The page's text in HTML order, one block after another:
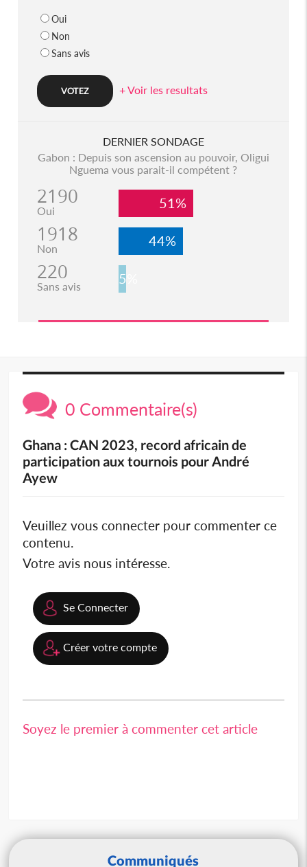
Oui
Non
Sans avis
+ Voir les resultats
DERNIER SONDAGE
Gabon : Depuis son ascension au pouvoir, Oligui
Nguema vous parait-il compétent ?
2190
Oui 51%
1918
Non 44%
220
Sans avis 5%
0 Commentaire(s)
Ghana : CAN 2023, record africain de
participation aux tournois pour André
Ayew
Veuillez vous connecter pour commenter ce
contenu.
Votre avis nous intéresse.
Se Connecter
Créer votre compte
Soyez le premier à commenter cet article
Communiqués